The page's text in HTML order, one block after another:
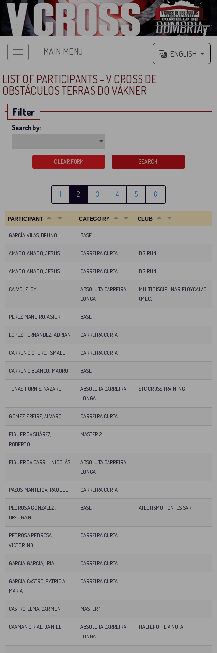
MAIN MENU ENGLISH
LIST OF PARTICIPANTS - V CROSS DE
OBSTÁCULOS TERRAS DO VÁKNER
Filter
Search by:
1 2 3 4 5 6
PARTICIPANT CATEGORY CLUB
GARCÍA VILAS, BRUNO BASE
AMADO AMADO, JESUS CARREIRA CURTA DG RUN
AMADO AMADO, JESUS CARREIRA CURTA DG RUN
CALVO, ELOY
ABSOLUTA CARREIRA
LONGA
MULTIDISCIPLINAR ELOYCALVO
(MEC)
PÉREZ MANEIRO, ASIER BASE
LÓPEZ FERNÁNDEZ, ADRIÁN CARREIRA CURTA
CARREÑO OTERO, ISMAEL CARREIRA CURTA
CARREÑO BLANCO, MAURO BASE
TUÑAS FORNIS, NAZARET
ABSOLUTA CARREIRA
LONGA
STC CROSS TRAINING
GOMEZ FREIRE, ALVARO CARREIRA CURTA
FIGUEROA SUÁREZ,
ROBERTO
MASTER 2
FIGUEROA CARRIL, NICOLÁS
ABSOLUTA CARREIRA
LONGA
PAZOS MANTEIGA, RAQUEL CARREIRA CURTA
PEDROSA GONZÁLEZ,
BREOGÁN
BASE ATLETISMO FONTES SAR
PEDROSA PEDROSA,
VICTORINO
CARREIRA CURTA
GARCIA GARCIA, IRIA CARREIRA CURTA
GARCIA CASTRO, PATRICIA
MARIA
CARREIRA CURTA
CASTRO LEMA, CARMEN MASTER 1
CAAMAÑO RIAL, DANIEL
ABSOLUTA CARREIRA
LONGA
HALTEROFILIA NOIA